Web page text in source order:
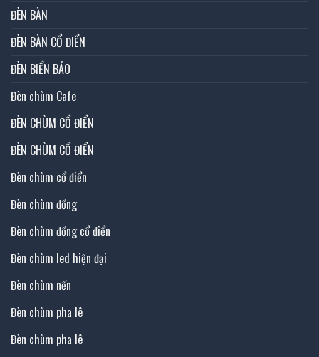
ĐÈN BÀN
ĐÈN BÀN CỔ ĐIỂN
ĐÈN BIỂN BÁO
Đèn chùm Cafe
ĐÈN CHÙM CỔ ĐIỂN
ĐÈN CHÙM CỔ ĐIỂN
Đèn chùm cổ điển
Đèn chùm đồng
Đèn chùm đồng cổ điển
Đèn chùm led hiện đại
Đèn chùm nến
Đèn chùm pha lê
Đèn chùm pha lê